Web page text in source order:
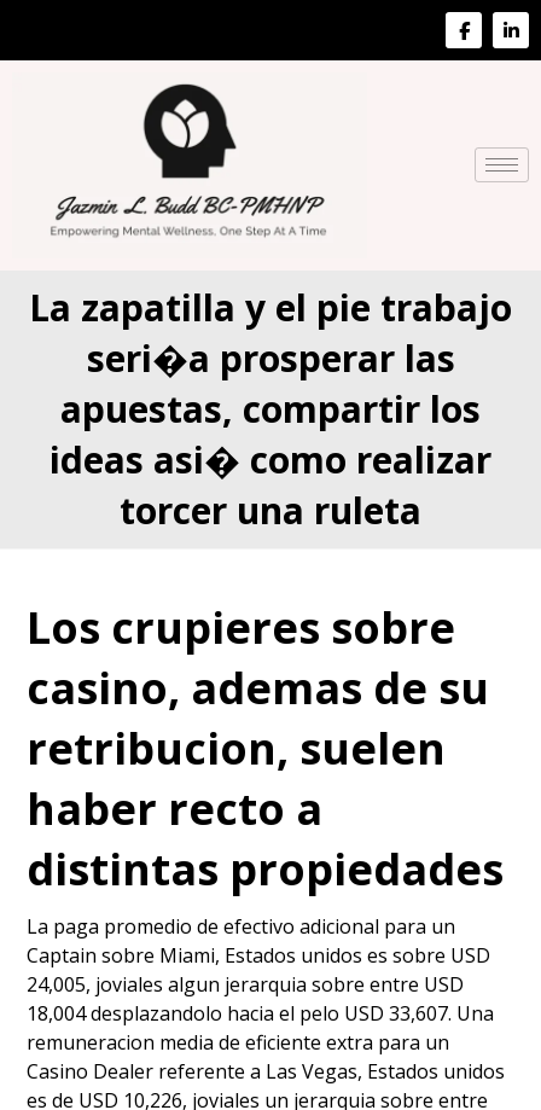
La zapatilla y el pie trabajo
seri�a prosperar las
apuestas, compartir los
ideas asi� como realizar
torcer una ruleta
Los crupieres sobre
casino, ademas de su
retribucion, suelen
haber recto a
distintas propiedades
La paga promedio de efectivo adicional para un
Captain sobre Miami, Estados unidos es sobre USD
24,005, joviales algun jerarquia sobre entre USD
18,004 desplazandolo hacia el pelo USD 33,607. Una
remuneracion media de eficiente extra para un
Casino Dealer referente a Las Vegas, Estados unidos
es de USD 10,226, joviales un jerarquia sobre entre